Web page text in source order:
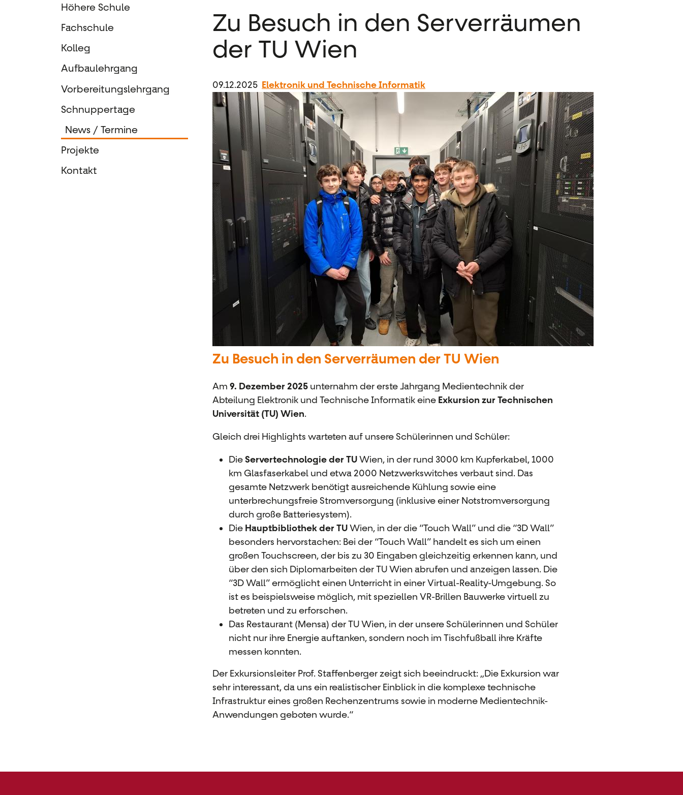
Höhere Schule
Fachschule
Kolleg
Aufbaulehrgang
Vorbereitungslehrgang
Schnuppertage
News / Termine
Projekte
Kontakt
Zu Besuch in den Serverräumen
der TU Wien
09.12.2025 Elektronik und Technische Informatik
Zu Besuch in den Serverräumen der TU Wien
Am 9. Dezember 2025 unternahm der erste Jahrgang Medientechnik der
Abteilung Elektronik und Technische Informatik eine Exkursion zur Technischen
Universität (TU) Wien.
Gleich drei Highlights warteten auf unsere Schülerinnen und Schüler:
DieServertechnologie der TUWien, in der rund 3000 km Kupferkabel, 1000
km Glasfaserkabel und etwa 2000 Netzwerkswitches verbaut sind. Das
gesamte Netzwerk benötigt ausreichende Kühlung sowie eine
unterbrechungsfreie Stromversorgung (inklusive einer Notstromversorgung
durch große Batteriesystem).
Die Hauptbibliothek der TUWien, in der die “Touch Wall” und die “3D Wall”
besonders hervorstachen: Bei der “Touch Wall” handelt es sich um einen
großen Touchscreen, der bis zu 30 Eingaben gleichzeitig erkennen kann, und
über den sich Diplomarbeiten der TU Wien abrufen und anzeigen lassen. Die
“3D Wall” ermöglicht einen Unterricht in einer Virtual-Reality-Umgebung. So
istes beispielsweise möglich, mit speziellen VR-Brillen Bauwerke virtuell zu
betreten und zu erforschen.
Das Restaurant (Mensa) der TU Wien, in der unsere Schülerinnen und Schüler
nicht nur ihre Energie auftanken, sondern noch im Tischfußball ihre Kräfte
messen konnten.
Der Exkursionsleiter Prof. Staffenberger zeigt sich beeindruckt: „Die Exkursion war
sehr interessant, da uns ein realistischer Einblick in die komplexe technische
Infrastruktur eines großen Rechenzentrums sowie in moderne Medientechnik-
Anwendungen geboten wurde.“